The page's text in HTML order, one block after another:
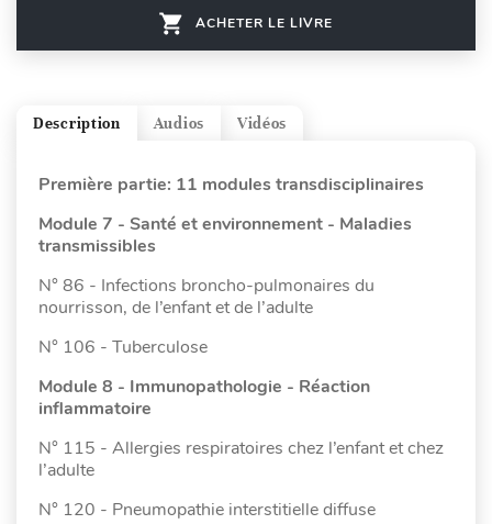
ACHETER LE LIVRE
Vidéos
Audios
Description
Première partie: 11 modules transdisciplinaires
Module 7 - Santé et environnement - Maladies
transmissibles
N° 86 - Infections broncho-pulmonaires du
nourrisson, de l’enfant et de l’adulte
N° 106 - Tuberculose
Module 8 - Immunopathologie - Réaction
inflammatoire
N° 115 - Allergies respiratoires chez l’enfant et chez
l’adulte
N° 120 - Pneumopathie interstitielle diffuse